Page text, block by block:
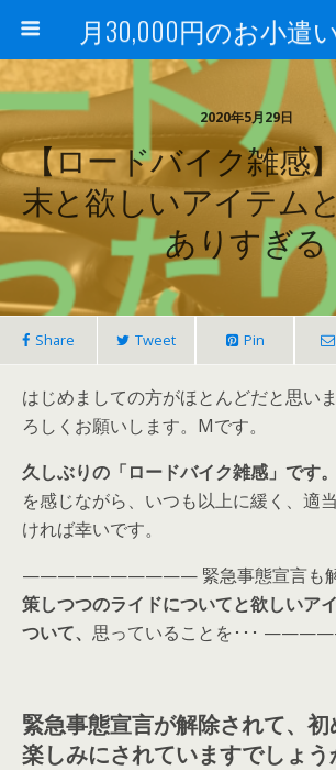
2020年5月29日
【ロードバイク雑感
末と欲しいアイテム
ありすぎる
Share Tweet Pin
はじめましての方がほとんどだと思い
ろしくお願いします。Mです。
久しぶりの「ロードバイク雑感」です。
を感じながら、いつも以上に緩く、適
ければ幸いです。
—————————— 緊急事態宣言も解
策しつつのライドについてと欲しいア
ついて、 思っていることを･･･
緊急事態宣言が解除されて、
楽しみにされていますでしょう